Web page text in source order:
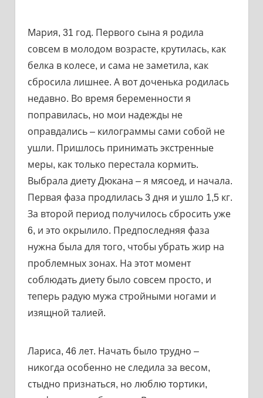
Мария, 31 год. Первого сына я родила
совсем в молодом возрасте, крутилась, как
белка в колесе, и сама не заметила, как
сбросила лишнее. А вот доченька родилась
недавно. Во время беременности я
поправилась, но мои надежды не
оправдались – килограммы сами собой не
ушли. Пришлось принимать экстренные
меры, как только перестала кормить.
Выбрала диету Дюкана – я мясоед, и начала.
Первая фаза продлилась 3 дня и ушло 1,5 кг.
За второй период получилось сбросить уже
6, и это окрылило. Предпоследняя фаза
нужна была для того, чтобы убрать жир на
проблемных зонах. На этот момент
соблюдать диету было совсем просто, и
теперь радую мужа стройными ногами и
изящной талией.
Лариса, 46 лет. Начать было трудно –
никогда особенно не следила за весом,
стыдно признаться, но люблю тортики,